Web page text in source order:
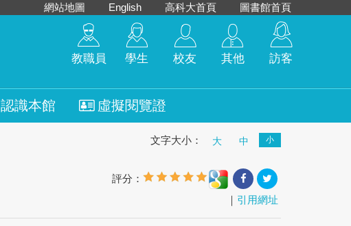
網站地圖 English 高科大首頁 圖書館首頁
教職員 學生 校友 其他 訪客
認識本館 虛擬閱覽證
文字大小： 大 中 小
評分：
｜ 引用網址